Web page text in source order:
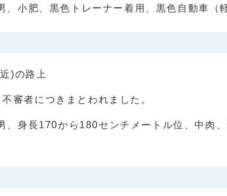
小肥、黒色トレーナー着用、黒色自動車（
)の路上
審者につきまとわれました。
、身長170から180センチメートル位、中肉